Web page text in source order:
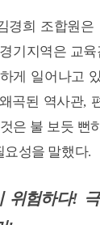
경희 조합원은
경기지역은 교
게 일어나고
곡된 역사관,
은 불 보듯 뻔
요성을 말했다.
위험하다!